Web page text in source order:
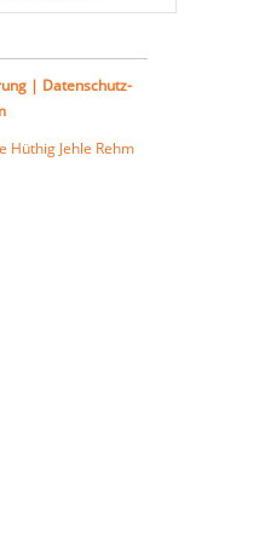
| Datenschutz-
Hüthig Jehle Rehm